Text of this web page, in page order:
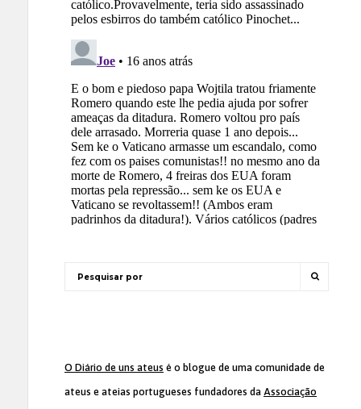
O Diário de uns ateus é o blogue de uma comunidade de
ateus e ateias portugueses fundadores da Associação